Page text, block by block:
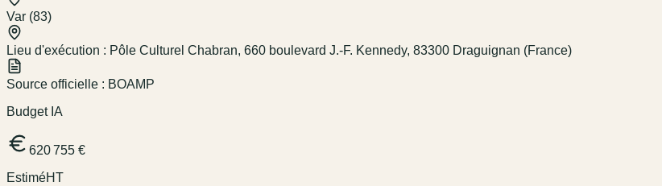
Var (83)
Lieu d'exécution : Pôle Culturel Chabran, 660 boulevard J.-F. Kennedy, 83300 Draguignan (France)
Source officielle : BOAMP
Budget IA
620 755 €
EstiméHT